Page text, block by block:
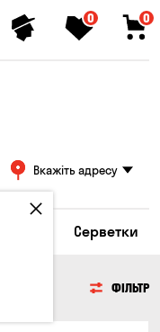
0 0
Вкажіть адресу
Серветки
ФІЛЬТР